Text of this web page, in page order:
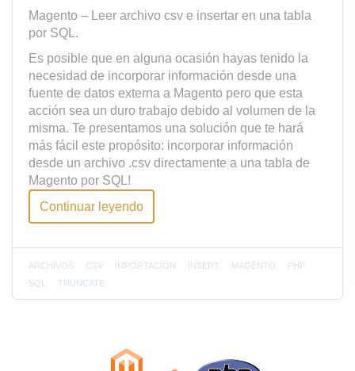
Magento – Leer archivo csv e insertar en una tabla
por SQL.
Es posible que en alguna ocasión hayas tenido la
necesidad de incorporar información desde una
fuente de datos externa a Magento pero que esta
acción sea un duro trabajo debido al volumen de la
misma. Te presentamos una solución que te hará
más fácil este propósito: incorporar información
desde un archivo .csv directamente a una tabla de
Magento por SQL!
Continuar leyendo
ARCHIVOS CSV IMPORTACIÓN INSERT MAGENTO
PHP
SQL
TRUNCATE